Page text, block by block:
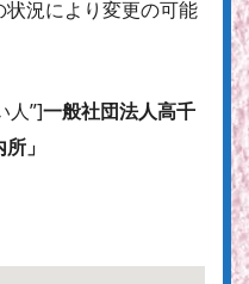
況により変更の可能
人”]一般社団法人高千
」